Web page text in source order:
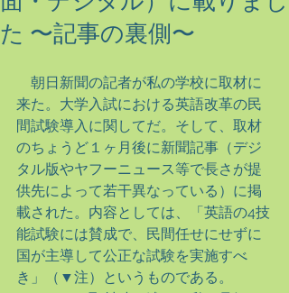
た 〜記事の裏側〜
朝日新聞の記者が私の学校に取材に
来た。大学入試における英語改革の民
間試験導入に関してだ。そして、取材
のちょうど１ヶ月後に新聞記事（デジ
タル版やヤフーニュース等で長さが提
供先によって若干異なっている）に掲
載された。内容としては、「英語の4技
能試験には賛成で、民間任せにせずに
国が主導して公正な試験を実施すべ
き」（▼注）というものである。